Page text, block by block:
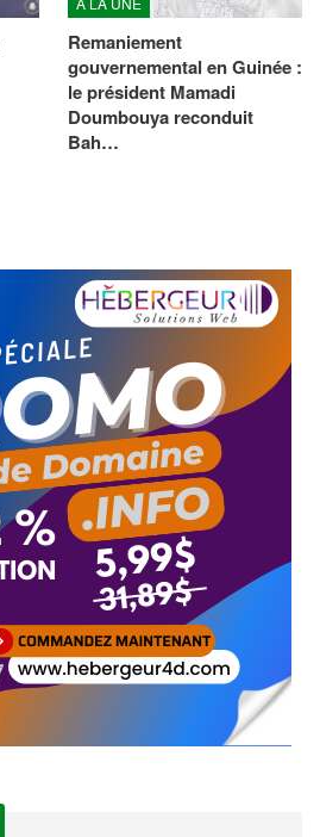
Remaniement
gouvernemental en Guinée :
le président Mamadi
Doumbouya reconduit
Bah…